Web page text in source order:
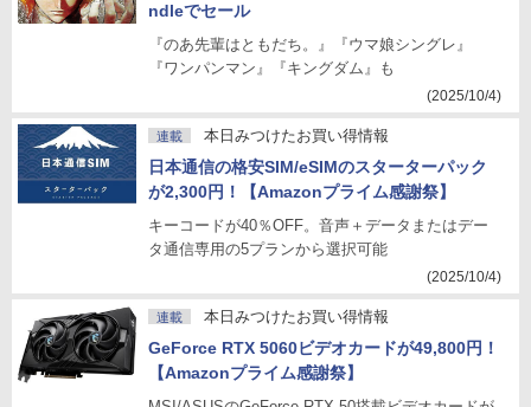
ndleでセール
『のあ先輩はともだち。』『ウマ娘シングレ』
『ワンパンマン』『キングダム』も
(2025/10/4)
連載 本日みつけたお買い得情報
日本通信の格安SIM/eSIMのスターターパック
が2,300円！【Amazonプライム感謝祭】
キーコードが40％OFF。音声＋データまたはデー
タ通信専用の5プランから選択可能
(2025/10/4)
連載 本日みつけたお買い得情報
GeForce RTX 5060ビデオカードが49,800円！
【Amazonプライム感謝祭】